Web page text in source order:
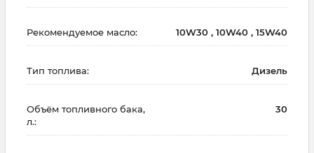
Рекомендуемое масло: 10W30 , 10W40 , 15W40
Тип топлива: Дизель
Объём топливного бака,
л.:
30